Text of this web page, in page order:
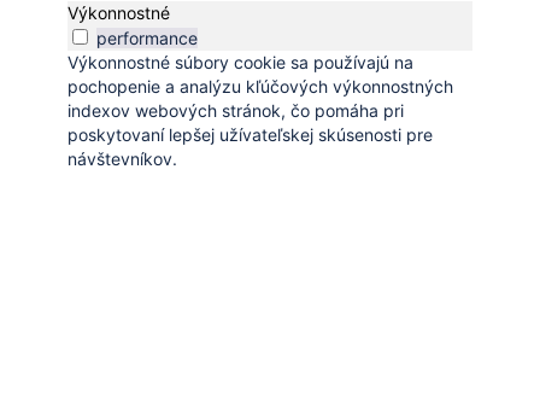
Výkonnostné
performance
Výkonnostné súbory cookie sa používajú na
pochopenie a analýzu kľúčových výkonnostných
indexov webových stránok, čo pomáha pri
poskytovaní lepšej užívateľskej skúsenosti pre
návštevníkov.